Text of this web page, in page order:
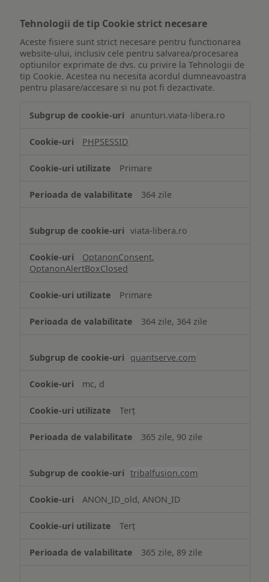
Tehnologii de tip Cookie strict necesare
Aceste fisiere sunt strict necesare pentru functionarea
website-ului, inclusiv cele pentru salvarea/procesarea
optiunilor exprimate de dvs. cu privire la Tehnologii de
tip Cookie. Acestea nu necesita acordul dumneavoastra
pentru plasare/accesare si nu pot fi dezactivate.
de
Cookie
necesare
anunturi.viata-libera.ro
PHPSESSID
Primare
364 zile
viata-libera.ro
OptanonConsent,
OptanonAlertBoxClosed
Primare
364 zile, 364 zile
quantserve.com
mc, d
Terț
365 zile, 90 zile
tribalfusion.com
ANON_ID_old, ANON_ID
Terț
365 zile, 89 zile